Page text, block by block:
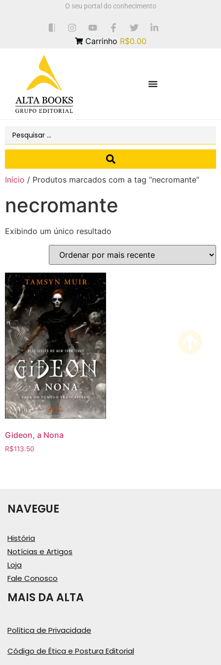
O seu portal do conhecimento
Carrinho R$0.00
Início / Produtos marcados com a tag “necromante”
necromante
Exibindo um único resultado
Gideon, a Nona
R$113.50
NAVEGUE
História
Notícias e Artigos
Loja
Fale Conosco
MAIS DA ALTA
Política de Privacidade
Código de Ética e Postura Editorial